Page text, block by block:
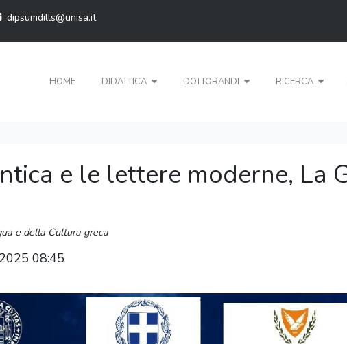
dipsumdills@unisa.it
HOME DIDATTICA DOTTORANDI RICERCA
e le lettere moderne, La
e della Cultura greca
08:45